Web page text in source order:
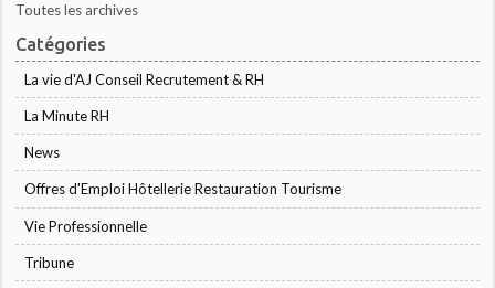
Toutes les archives
Catégories
La vie d'AJ Conseil Recrutement & RH
La Minute RH
News
Offres d'Emploi Hôtellerie Restauration Tourisme
Vie Professionnelle
Tribune